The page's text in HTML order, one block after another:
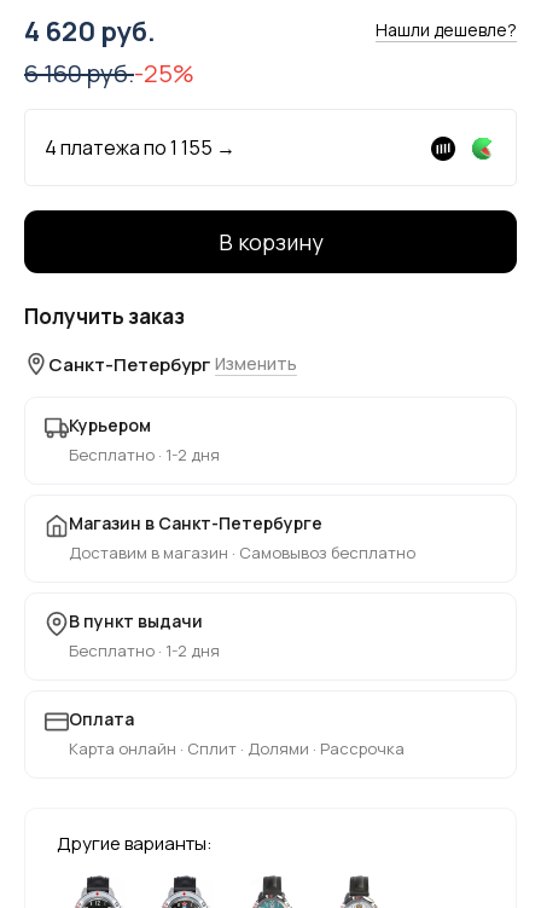
4 620 руб. Нашли дешевле?
6 160 руб.-25%
4 платежа по1 155 →
В корзину
Получить заказ
Санкт-Петербург Изменить
Курьером
Бесплатно · 1-2 дня
Магазин в Санкт-Петербурге
Доставим в магазин · Самовывоз бесплатно
В пункт выдачи
Бесплатно · 1-2 дня
Оплата
Карта онлайн · Сплит · Долями · Рассрочка
Другие варианты: